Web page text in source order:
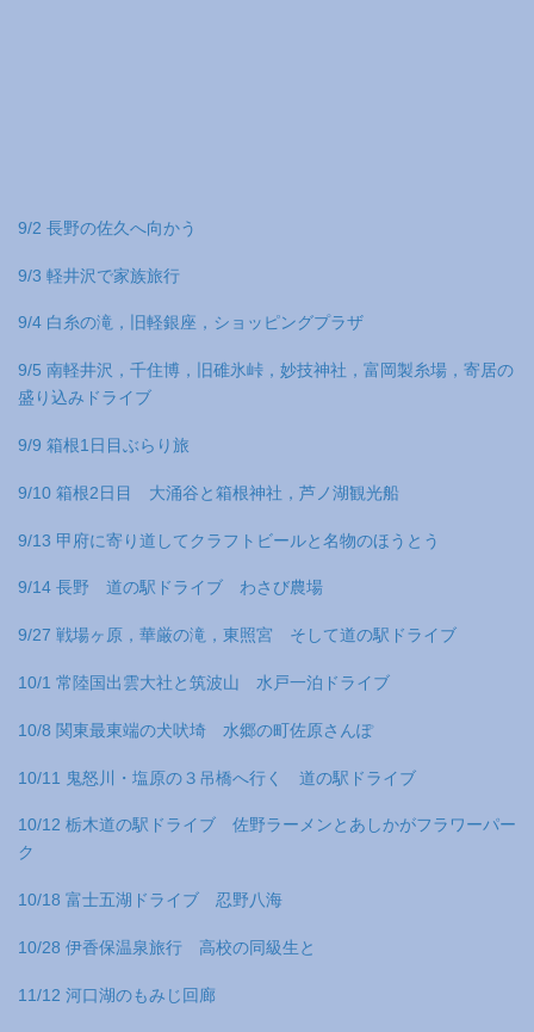
9/2 長野の佐久へ向かう
9/3 軽井沢で家族旅行
9/4 白糸の滝，旧軽銀座，ショッピングプラザ
9/5 南軽井沢，千住博，旧碓氷峠，妙技神社，富岡製糸場，寄居の
盛り込みドライブ
9/9 箱根1日目ぶらり旅
9/10 箱根2日目 大涌谷と箱根神社，芦ノ湖観光船
9/13 甲府に寄り道してクラフトビールと名物のほうとう
9/14 長野 道の駅ドライブ わさび農場
9/27 戦場ヶ原，華厳の滝，東照宮 そして道の駅ドライブ
10/1 常陸国出雲大社と筑波山 水戸一泊ドライブ
10/8 関東最東端の犬吠埼 水郷の町佐原さんぽ
10/11 鬼怒川・塩原の３吊橋へ行く 道の駅ドライブ
10/12 栃木道の駅ドライブ 佐野ラーメンとあしかがフラワーパー
ク
10/18 富士五湖ドライブ 忍野八海
10/28 伊香保温泉旅行 高校の同級生と
11/12 河口湖のもみじ回廊